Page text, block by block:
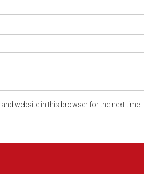
website in this browser for the next time